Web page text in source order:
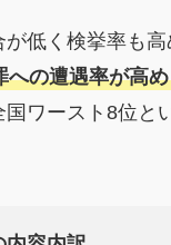
低く検挙率も
への遭遇率が高め
ワースト8位と